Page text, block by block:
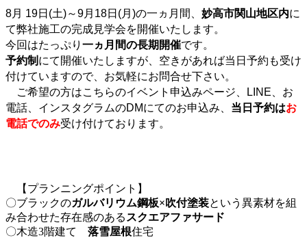
8月 19日(土)～9月18日(月)の一ヵ月間、 妙高市関山地区内に
て弊社施工の完成見学会を開催いたします。
今回はたっぷり 一ヵ月間の長期開催です。
予約制 にて開催いたしますが、空きがあれば当日予約も受け
付けていますので、お気軽にお問合せ下さい。
ご希望の方はこちらのイベント申込みページ、LINE、お
電話、インスタグラムのDMにてのお申込み、 当日予約はお
電話でのみ受け付けております。
【プランニングポイント】
〇ブラックのガルバリウム鋼板×吹付塗装という異素材を組
み合わせた存在感のある スクエアファサード
〇木造3階建て 落雪屋根住宅